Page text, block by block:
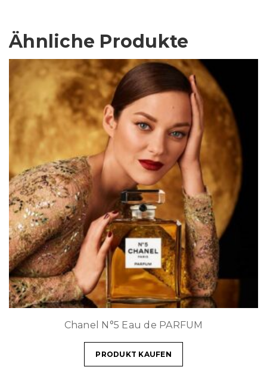
Ähnliche Produkte
Chanel N°5 Eau de PARFUM
PRODUKT KAUFEN